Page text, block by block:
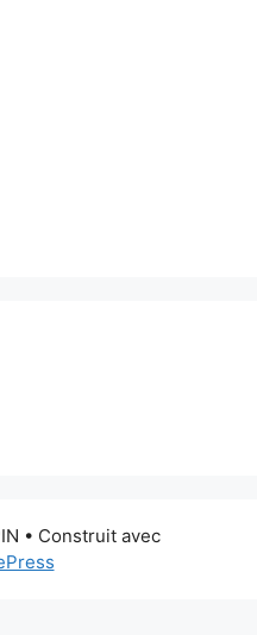
• Construit avec